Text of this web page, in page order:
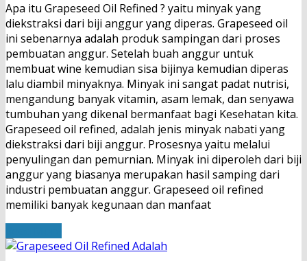
Apa itu Grapeseed Oil Refined ? yaitu minyak yang
diekstraksi dari biji anggur yang diperas. Grapeseed oil
ini sebenarnya adalah produk sampingan dari proses
pembuatan anggur. Setelah buah anggur untuk
membuat wine kemudian sisa bijinya kemudian diperas
lalu diambil minyaknya. Minyak ini sangat padat nutrisi,
mengandung banyak vitamin, asam lemak, dan senyawa
tumbuhan yang dikenal bermanfaat bagi Kesehatan kita.
Grapeseed oil refined, adalah jenis minyak nabati yang
diekstraksi dari biji anggur. Prosesnya yaitu melalui
penyulingan dan pemurnian. Minyak ini diperoleh dari biji
anggur yang biasanya merupakan hasil samping dari
industri pembuatan anggur. Grapeseed oil refined
memiliki banyak kegunaan dan manfaat